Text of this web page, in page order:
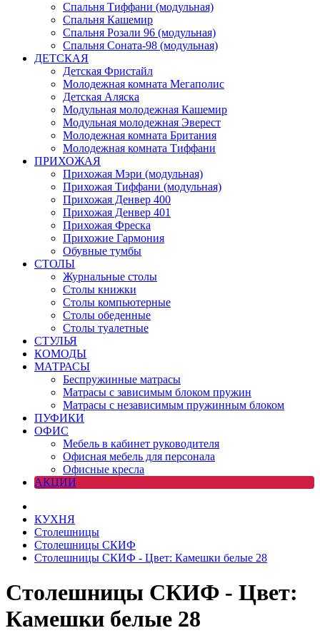
Спальня Тиффани (модульная)
Спальня Кашемир
Спальня Розали 96 (модульная)
Спальня Соната-98 (модульная)
ДЕТСКАЯ
Детская Фристайл
Молодежная комната Мегаполис
Детская Аляска
Модульная молодежная Кашемир
Модульная молодежная Эверест
Молодежная комната Британия
Молодежная комната Тиффани
ПРИХОЖАЯ
Прихожая Мэри (модульная)
Прихожая Тиффани (модульная)
Прихожая Денвер 400
Прихожая Денвер 401
Прихожая Фреска
Прихожие Гармония
Обувные тумбы
СТОЛЫ
Журнальные столы
Столы книжки
Столы компьютерные
Столы обеденные
Столы туалетные
СТУЛЬЯ
КОМОДЫ
МАТРАСЫ
Беспружинные матрасы
Матрасы с зависимым блоком пружин
Матрасы с независимым пружинным блоком
ПУФИКИ
ОФИС
Мебель в кабинет руководителя
Офисная мебель для персонала
Офисные кресла
АКЦИИ
КУХНЯ
Столешницы
Столешницы СКИФ
Столешницы СКИФ - Цвет: Камешки белые 28
Столешницы СКИФ - Цвет:
Камешки белые 28